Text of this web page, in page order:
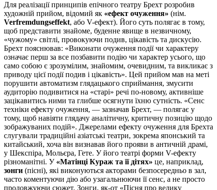
Для реалізації принципів епічного театру Брехт розробив
художній прийом, відомий як «ефект очуження» (нім.
Verfremdungseffekt, або V-ефект). Його суть полягає в тому,
щоб представити знайоме, буденне явище в незвичному,
«чужому» світлі, провокуючи подив, цікавість та дискусію.
Брехт пояснював: «Виконати очуження події чи характеру
означає перш за все позбавити подію чи характер усього, що
само собою є зрозумілим, знайомим, очевидним, та викликає з
приводу цієї події подив і цікавість». Цей прийом мав на меті
порушити автоматизм глядацького сприймання, змусити
аудиторію подивитися на «старі» речі по-новому, активніше
зацікавитись ними та глибше осягнути їхню сутність. «Сенс
техніки ефекту очуження, — зазначав Брехт, — полягає у
тому, щоб навіяти глядачу аналітичну, критичну позицію щодо
зображуваних подій». Джерелами ефекту очуження для Брехта
слугували традиційні азіатські театри, зокрема японський та
китайський, хоча він визнавав його прояви в античній драмі,
у Шекспіра, Мольєра, Гете. У його театрі форми V-ефекту
різноманітні. У «Матінці Кураж та її дітях» це, наприклад,
зонги (пісні), які виконуються акторами безпосередньо в зал,
часто коментуючи дію або узагальнюючи її сенс, а не просто
продовжуючи сюжет. Зонги, як-от «Пісня про велику